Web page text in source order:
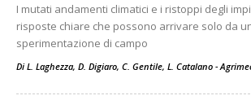
I mutati andamenti climatici e i ristoppi degli
risposte chiare che possono arrivare solo da
sperimentazione di campo
Di L. Laghezza, D. Digiaro, C. Gentile, L. Catalano -